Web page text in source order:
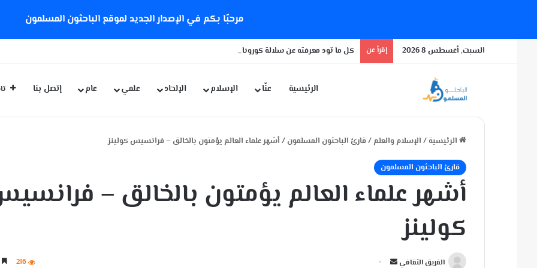
مرحبًا بكم في الإصدار الجديد لموقع الباحثون المسلمون
السبت, أغسطس 8 2026 إقرأ عن كل ما تود معرفته عن سلالة كورونا الجديدة
الرئيسية عنّا الإسلام الإلحاد علمي عام إتصل بنا
الرئيسية / الإسلام والعلم/قارئ الباحثون المسلمون / أشهر علماء العالم يؤمتون بالخالق – فرانسيس كولينز
قارئ الباحثون المسلمون
أشهر علماء العالم يؤمتون بالخالق –
كولينز
الفريق الثقافي
أ
216 4 دقائق